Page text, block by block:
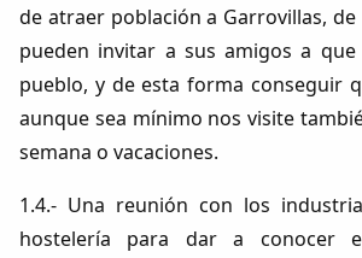
de atraer población a Garrovillas,
pueden invitar a sus amigos a que
pueblo, y de esta forma conseguir
aunque sea mínimo nos visite
semana o vacaciones.
1.4.- Una reunión con los
hostelería para dar a conocer